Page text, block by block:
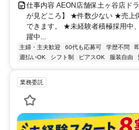
仕事内容 AEON店舗保土ヶ谷店ド
が見どころ】 ★件数少ない ★売上
できます。 ★未経験者積極採用中
躍中...
主婦・主夫歓迎 60代も応募可 学歴不問
週払いOK
シフト制 ピアスOK 服装自由
業務委託